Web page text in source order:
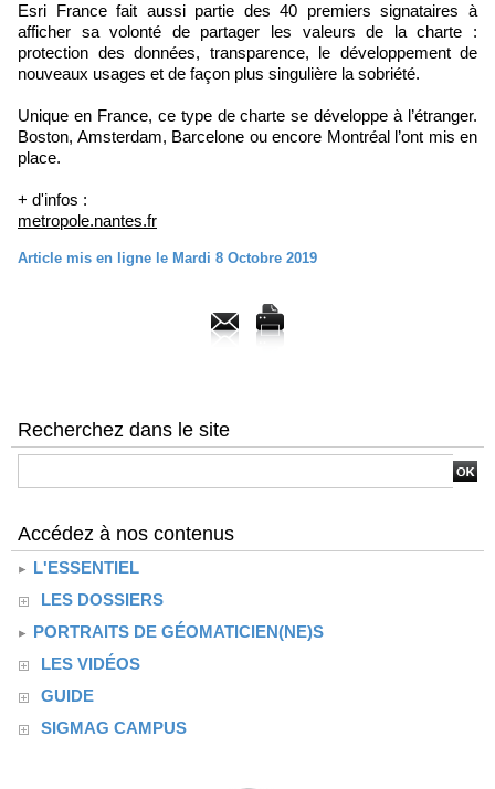
Esri France fait aussi partie des 40 premiers signataires à
afficher sa volonté de partager les valeurs de la charte :
protection des données, transparence, le développement de
nouveaux usages et de façon plus singulière la sobriété.
Unique en France, ce type de charte se développe à l’étranger.
Boston, Amsterdam, Barcelone ou encore Montréal l’ont mis en
place.
+ d'infos :
metropole.nantes.fr
Article mis en ligne le Mardi 8 Octobre 2019
Recherchez dans le site
Accédez à nos contenus
L'ESSENTIEL
LES DOSSIERS
PORTRAITS DE GÉOMATICIEN(NE)S
LES VIDÉOS
GUIDE
SIGMAG CAMPUS